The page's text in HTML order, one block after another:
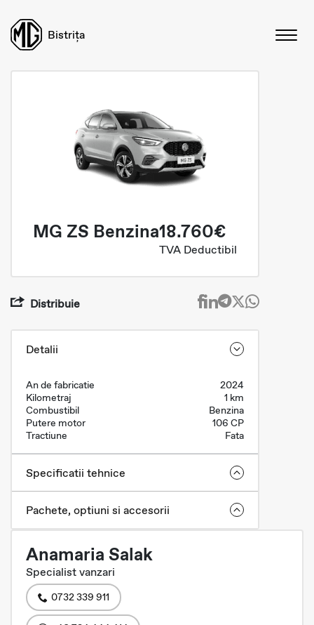
Bistrița
MG ZS Benzina18.760€
TVA Deductibil
Distribuie
Detalii
An de fabricatie
2024
Kilometraj
1 km
Combustibil
Benzina
Putere motor
106 CP
Tractiune
Fata
Specificatii tehnice
Pachete, optiuni si accesorii
Anamaria Salak
Specialist vanzari
0732 339 911